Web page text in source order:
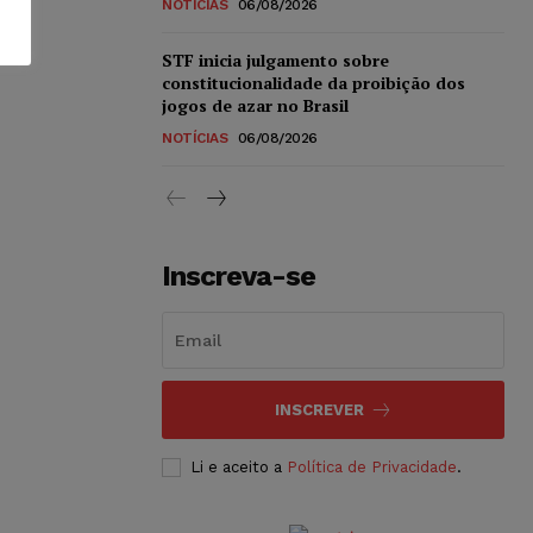
NOTÍCIAS 06/08/2026
STF inicia julgamento sobre
constitucionalidade da proibição dos
jogos de azar no Brasil
NOTÍCIAS 06/08/2026
Inscreva-se
INSCREVER
Li e aceito a Política de Privacidade.